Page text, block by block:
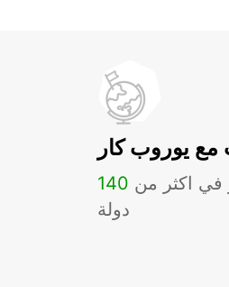
مع يوروب كار
في اكثر من 140
دولة